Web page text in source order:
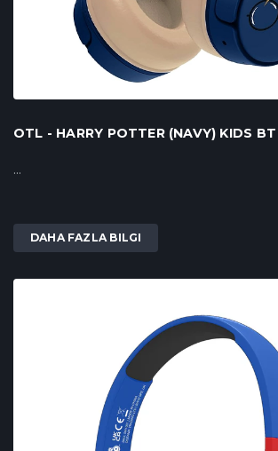
OTL - HARRY POTTER (NAVY) KIDS
...
DAHA FAZLA BILGI